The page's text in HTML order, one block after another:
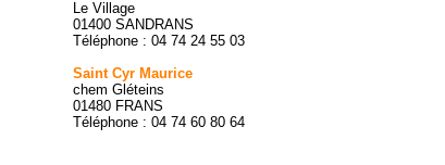
Le Village
01400 SANDRANS
Téléphone : 04 74 24 55 03
Saint Cyr Maurice
chem Gléteins
01480 FRANS
Téléphone : 04 74 60 80 64